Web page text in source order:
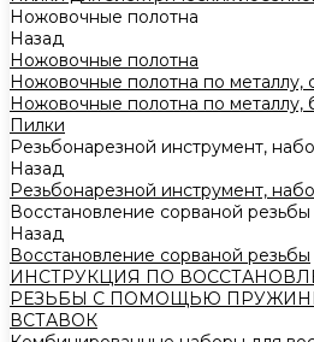
Ножовочные полотна
Назад
Ножовочные полотна
Ножовочные полотна по металлу,
Ножовочные полотна по металлу,
Пилки
Резьбонарезной инструмент,
Назад
Резьбонарезной инструмент,
Восстановление сорваной резьбы
Назад
Восстановление сорваной резьбы
ИНСТРУКЦИЯ ПО
РЕЗЬБЫ С ПОМОЩЬЮ
ВСТАВОК